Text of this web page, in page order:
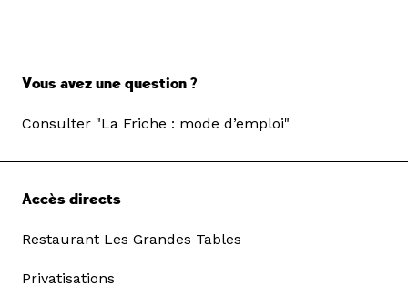
Vous avez une question ?
Consulter "La Friche : mode d’emploi"
Accès directs
Restaurant Les Grandes Tables
Privatisations